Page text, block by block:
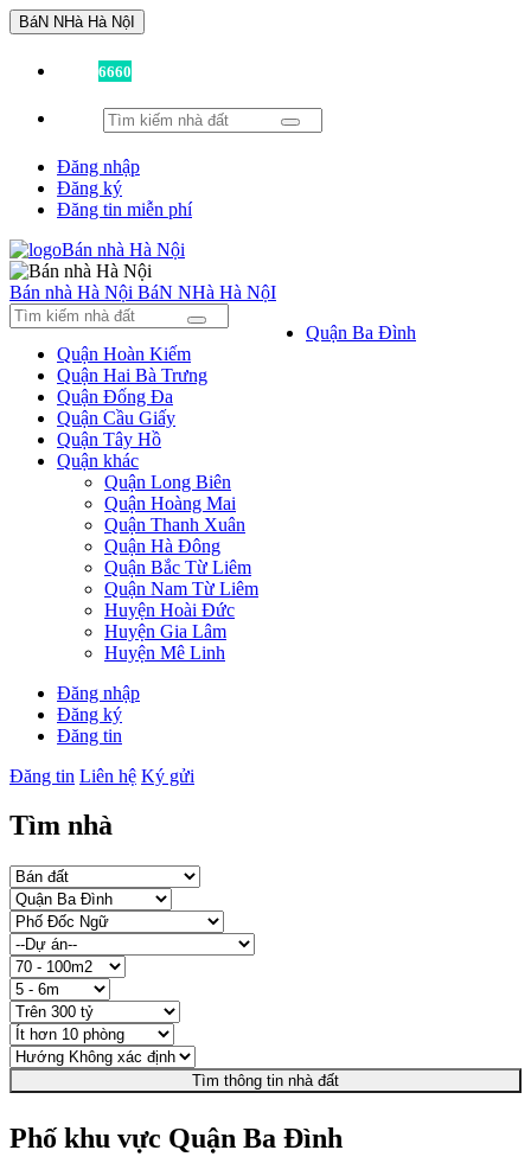
BáN NHà Hà NộI
6660
Đăng nhập
Đăng ký
Đăng tin miễn phí
Bán nhà Hà Nội BáN NHà Hà NộI
Quận Ba Đình
Quận Hoàn Kiếm
Quận Hai Bà Trưng
Quận Đống Đa
Quận Cầu Giấy
Quận Tây Hồ
Quận khác
Quận Long Biên
Quận Hoàng Mai
Quận Thanh Xuân
Quận Hà Đông
Quận Bắc Từ Liêm
Quận Nam Từ Liêm
Huyện Hoài Đức
Huyện Gia Lâm
Huyện Mê Linh
Đăng nhập
Đăng ký
Đăng tin
Đăng tin Liên hệ Ký gửi
Tìm nhà
Tìm thông tin nhà đất
Phố khu vực Quận Ba Đình